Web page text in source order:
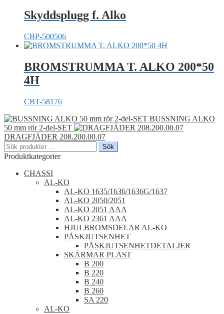
Skyddsplugg f. Alko
CBP-500506
BROMSTRUMMA T. ALKO 200*50
4H
CBT-58176
BUSSNING ALKO
50 mm rör 2-del-SET
DRAGFJÄDER 208.200.00.07
Sök
efter:
Sök
Produktkategorier
CHASSI
AL-KO
AL-KO 1635/1636/1636G/1637
AL-KO 2050/2051
AL-KO 2051 AAA
AL-KO 2361 AAA
HJULBROMSDELAR AL-KO
PÅSKJUTSENHET
PÅSKJUTSENHETDETALJER
SKÄRMAR PLAST
B 200
B 220
B 240
B 260
SA 220
AL-KO